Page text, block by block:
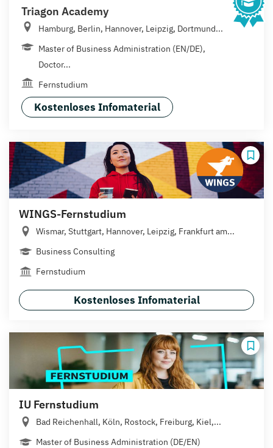
Triagon Academy
Hamburg, Berlin, Hannover, Leipzig, Dortmund...
Master of Business Administration (EN/DE),
Doctor...
Fernstudium
Kostenloses Infomaterial
WINGS-Fernstudium
Wismar, Stuttgart, Hannover, Leipzig, Frankfurt am...
Business Consulting
Fernstudium
Kostenloses Infomaterial
IU Fernstudium
Bad Reichenhall, Köln, Rostock, Freiburg, Kiel,...
Master of Business Administration (DE/EN)